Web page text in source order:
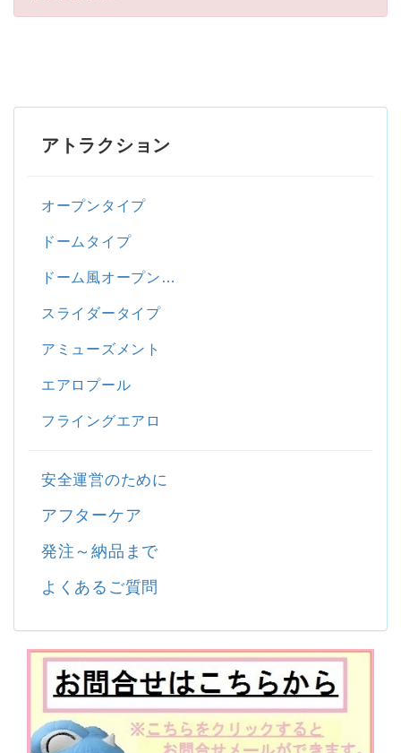
アトラクション
オープンタイプ
ドームタイプ
ドーム風オープン…
スライダータイプ
アミューズメント
エアロプール
フライングエアロ
安全運営のために
アフターケア
発注～納品まで
よくあるご質問